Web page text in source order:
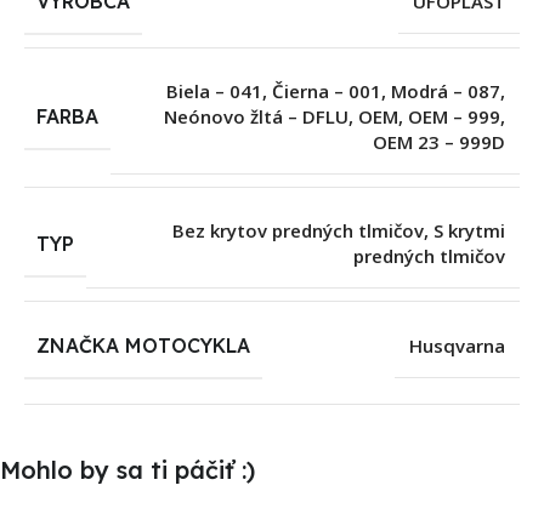
FARBA
Biela – 041 , Čierna – 001 , Modrá – 087,
Neónovo žltá – DFLU, OEM, OEM – 999,
OEM 23 – 999D
TYP
Bez krytov predných tlmičov, S krytmi
predných tlmičov
ZNAČKA MOTOCYKLA Husqvarna
Mohlo by sa ti páčiť :)